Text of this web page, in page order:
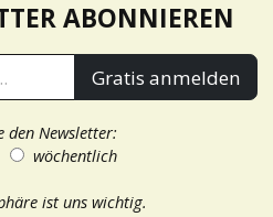
ABONNIEREN
Gratis anmelden
den Newsletter:
wöchentlich
ist uns wichtig.